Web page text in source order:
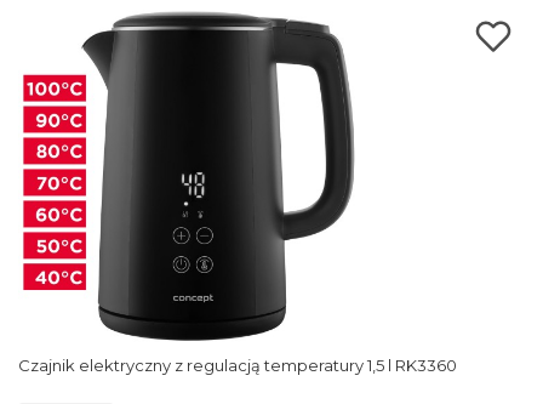
Czajnik elektryczny z regulacją temperatury 1,5 l RK3360